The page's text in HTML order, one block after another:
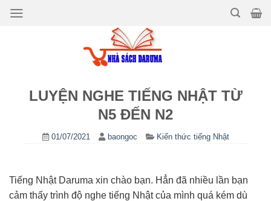
Bỏ
LUYỆN NGHE TIẾNG NHẬT TỪ
N5 ĐẾN N2
01/07/2021 baongoc Kiến thức tiếng Nhật
Tiếng Nhật Daruma xin chào bạn. Hẳn đã nhiều lần bạn
cảm thấy trình độ nghe tiếng Nhật của mình quá kém dù